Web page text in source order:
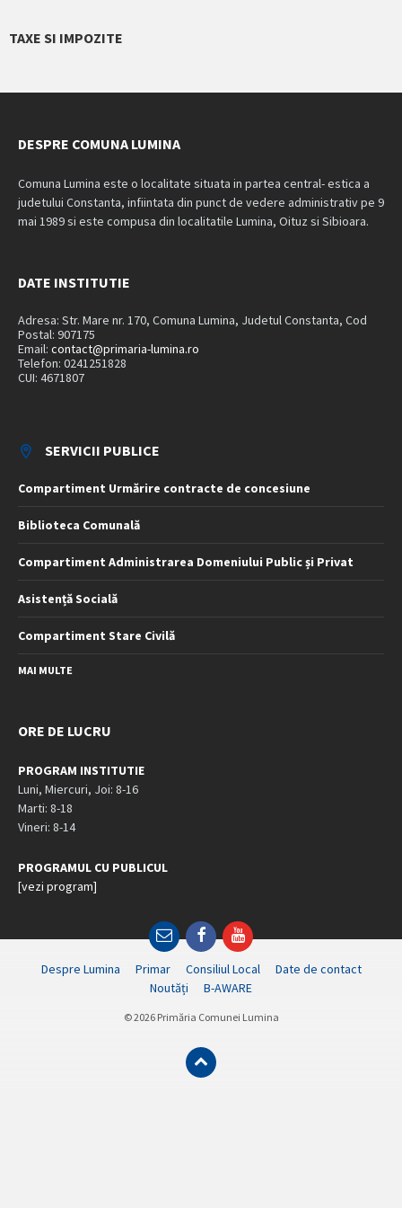
TAXE SI IMPOZITE
DESPRE COMUNA LUMINA
Comuna Lumina este o localitate situata in partea central- estica a
judetului Constanta, infiintata din punct de vedere administrativ pe 9
mai 1989 si este compusa din localitatile Lumina, Oituz si Sibioara.
DATE INSTITUTIE
Adresa: Str. Mare nr. 170, Comuna Lumina, Judetul Constanta, Cod
Postal: 907175
Email: contact@primaria-lumina.ro
Telefon: 0241251828
CUI: 4671807
SERVICII PUBLICE
Compartiment Urmărire contracte de concesiune
Biblioteca Comunală
Compartiment Administrarea Domeniului Public și Privat
Asistență Socială
Compartiment Stare Civilă
MAI MULTE
ORE DE LUCRU
PROGRAM INSTITUTIE
Luni, Miercuri, Joi: 8-16
Marti: 8-18
Vineri: 8-14
PROGRAMUL CU PUBLICUL
[vezi program]
EmailFacebookYouTube
Despre Lumina Primar Consiliul Local
Date de contact
Noutăți
B-AWARE
© 2026 Primăria Comunei Lumina